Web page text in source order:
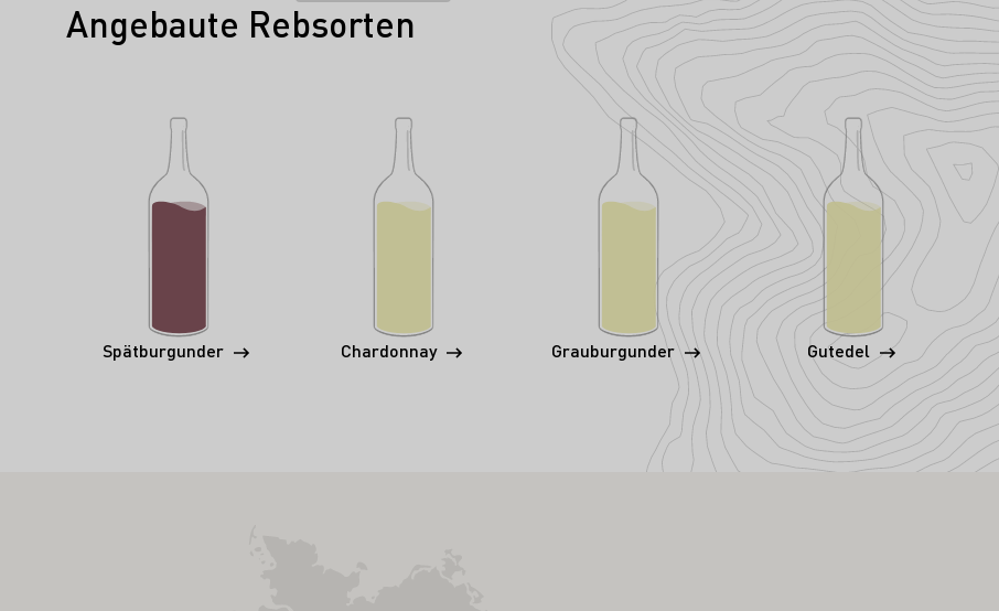
Angebaute Rebsorten
Spätburgunder Chardonnay Grauburgunder Gutedel